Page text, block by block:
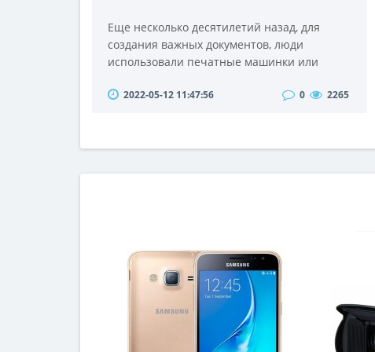
Еще несколько десятилетий назад, для
создания важных документов, люди
использовали печатные машинки или
можно было получить сразу после
использовалась клейкая лента с
2022-05-12 11:47:56 0 2265